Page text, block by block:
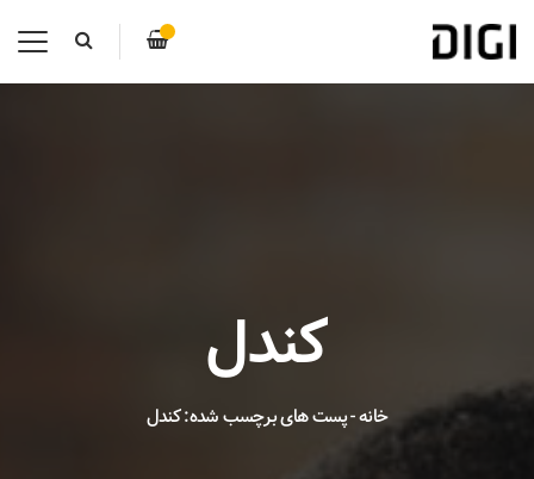
کندل
خانه-پست های برچسب شده: کندل